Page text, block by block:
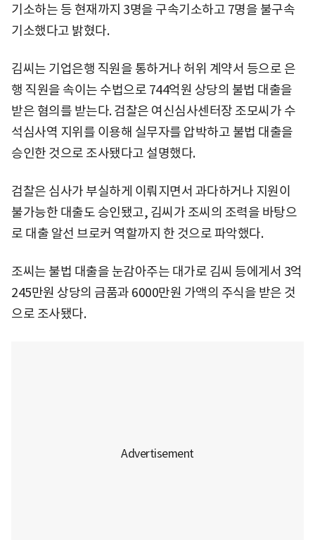
기소하는 등 현재까지 3명을 구속기소하고 7명을 불구속
기소했다고 밝혔다.
김씨는 기업은행 직원을 통하거나 허위 계약서 등으로 은
행 직원을 속이는 수법으로 744억원 상당의 불법 대출을
받은 혐의를 받는다. 검찰은 여신심사센터장 조모씨가 수
석심사역 지위를 이용해 실무자를 압박하고 불법 대출을
승인한 것으로 조사됐다고 설명했다.
검찰은 심사가 부실하게 이뤄지면서 과다하거나 지원이
불가능한 대출도 승인됐고, 김씨가 조씨의 조력을 바탕으
로 대출 알선 브로커 역할까지 한 것으로 파악했다.
조씨는 불법 대출을 눈감아주는 대가로 김씨 등에게서 3억
245만원 상당의 금품과 6000만원 가액의 주식을 받은 것
으로 조사됐다.